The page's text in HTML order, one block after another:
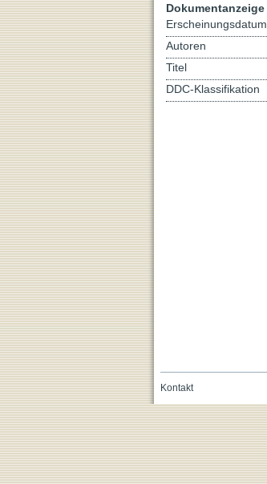
Dokumentanzeige
Erscheinungsdatum
Autoren
Titel
DDC-Klassifikation
Kontakt